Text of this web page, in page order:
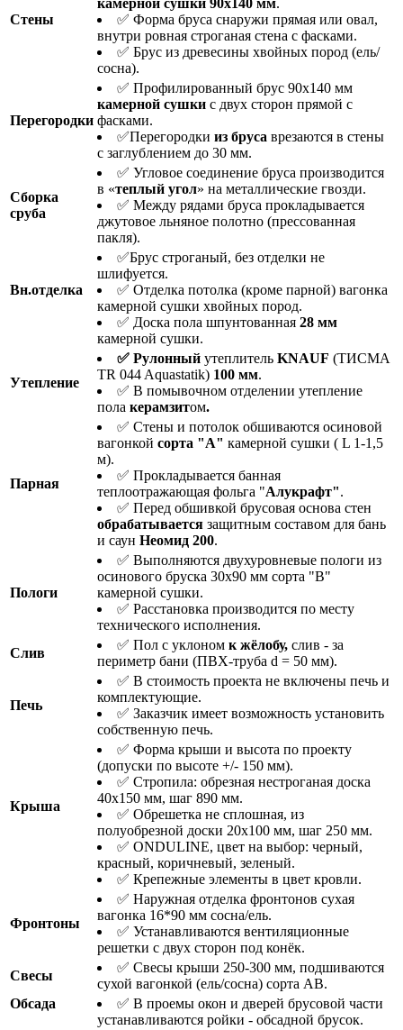
Стены
✅ Форма бруса снаружи прямая или овал,
внутри ровная строганая стена с фасками.
✅ Брус из древесины хвойных пород (ель/
сосна).
Перегородки
✅ Профилированный брус 90х140 мм
камерной сушки с двух сторон прямой с
фасками.
✅Перегородки из бруса врезаются в стены
с заглублением до 30 мм.
Сборка
сруба
✅ Угловое соединение бруса производится
в «теплый угол» на металлические гвозди.
✅ Между рядами бруса прокладывается
джутовое льняное полотно (прессованная
пакля).
Вн.отделка
✅Брус строганый, без отделки не
шлифуется.
✅ Отделка потолка (кроме парной) вагонка
камерной сушки хвойных пород.
✅ Доска пола шпунтованная 28 мм
камерной сушки.
Утепление
✅ Рулонный утеплитель KNAUF (ТИСМА
TR 044 Aquastatik) 100 мм.
✅ В помывочном отделении утепление
пола керамзитом.
Парная
✅ Стены и потолок обшиваются осиновой
вагонкой сорта "А" камерной сушки ( L 1-1,5
м).
✅ Прокладывается банная
теплоотражающая фольга "Алукрафт".
✅ Перед обшивкой брусовая основа стен
обрабатывается защитным составом для бань
и саун Неомид 200.
Пологи
✅ Выполняются двухуровневые пологи из
осинового бруска 30х90 мм сорта "В"
камерной сушки.
✅ Расстановка производится по месту
технического исполнения.
Слив
✅ Пол с уклоном к жёлобу, слив - за
периметр бани (ПВХ-труба d = 50 мм).
Печь
✅ В стоимость проекта не включены печь и
комплектующие.
✅ Заказчик имеет возможность установить
собственную печь.
Крыша
✅ Форма крыши и высота по проекту
(допуски по высоте +/- 150 мм).
✅ Стропила: обрезная нестроганая доска
40х150 мм, шаг 890 мм.
✅ Обрешетка не сплошная, из
полуобрезной доски 20х100 мм, шаг 250 мм.
✅ ONDULINE, цвет на выбор: черный,
красный, коричневый, зеленый.
✅ Крепежные элементы в цвет кровли.
Фронтоны
✅ Наружная отделка фронтонов сухая
вагонка 16*90 мм сосна/ель.
✅ Устанавливаются вентиляционные
решетки с двух сторон под конёк.
Свесы
✅ Свесы крыши 250-300 мм, подшиваются
сухой вагонкой (ель/сосна) сорта АВ.
Обсада
✅ В проемы окон и дверей брусовой части
устанавливаются ройки - обсадной брусок.